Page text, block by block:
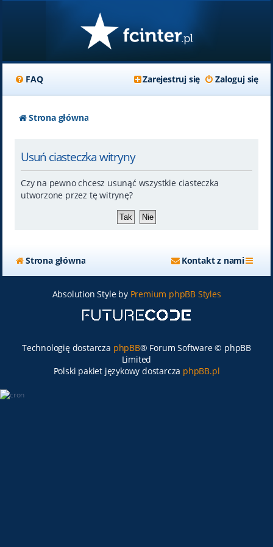
FAQ Zaloguj się
Zarejestruj się
Strona główna
Usuń ciasteczka witryny
Czy na pewno chcesz usunąć wszystkie ciasteczka
utworzone przez tę witrynę?
Strona główna Kontakt z nami
Absolution Style by Premium phpBB Styles
Technologię dostarcza phpBB® Forum Software © phpBB
Limited
Polski pakiet językowy dostarcza phpBB.pl